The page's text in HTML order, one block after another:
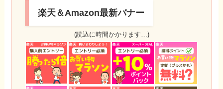
楽天＆Amazon最新バナー
(読込に時間かかります…)